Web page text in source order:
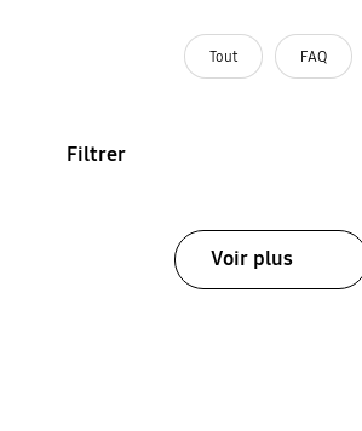
Tout FAQ
Filtrer
Voir plus